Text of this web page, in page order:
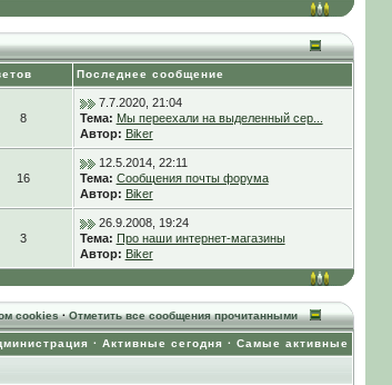
Последнее сообщение
8
7.7.2020, 21:04
Тема: Мы переехали на выделенный сер...
Автор: Biker
16
12.5.2014, 22:11
Тема: Сообщения почты форума
Автор: Biker
3
26.9.2008, 19:24
Тема: Про наши интернет-магазины
Автор: Biker
cookies·Отметить все сообщения прочитанными
· Активные сегодня · Самые активные